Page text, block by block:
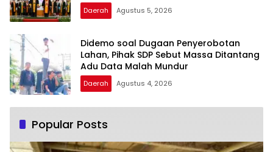
Daerah Agustus 5, 2026
Didemo soal Dugaan Penyerobotan
Lahan, Pihak SDP Sebut Massa Ditantang
Adu Data Malah Mundur
Daerah Agustus 4, 2026
Popular Posts